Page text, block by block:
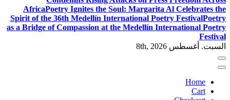
AfricaPoetry Ignites the Soul:
Spirit of the 36th Medellín
as a Bridge of Compassion at the